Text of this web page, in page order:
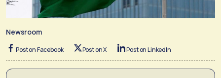
Newsroom
Post on Facebook Post on X Post on LinkedIn